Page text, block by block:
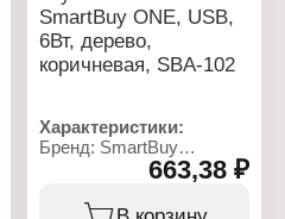
SmartBuy ONE, USB,
6Вт, дерево,
коричневая, SBA-102
Характеристики:
Бренд: SmartBuy
Артикул: SBA-102
Акустическая система
663,38 ₽